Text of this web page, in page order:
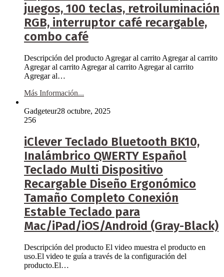
juegos, 100 teclas, retroiluminación
RGB, interruptor café recargable,
combo café
Descripción del producto Agregar al carrito Agregar al carrito
Agregar al carrito Agregar al carrito Agregar al carrito
Agregar al…
Más Información...
Gadgeteur28 octubre, 2025
256
iClever Teclado Bluetooth BK10,
Inalámbrico QWERTY Español
Teclado Multi Dispositivo
Recargable Diseño Ergonómico
Tamaño Completo Conexión
Estable Teclado para
Mac/iPad/iOS/Android (Gray-Black)
Descripción del producto El video muestra el producto en
uso.El video te guía a través de la configuración del
producto.El…